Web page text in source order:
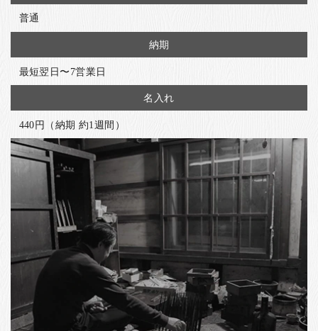
普通
納期
最短翌日〜7営業日
名入れ
440円（納期 約1週間）